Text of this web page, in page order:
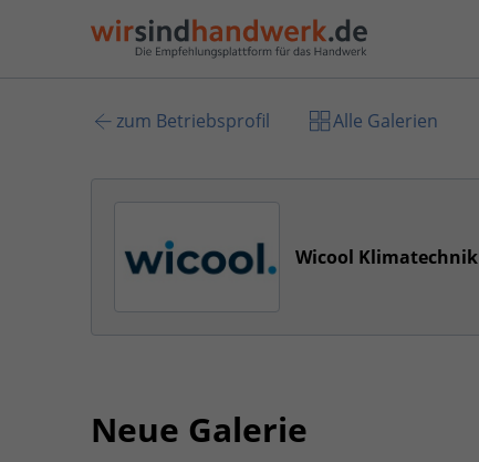
zum Betriebsprofil Alle Galerien
Wicool Klimatechnik
Neue Galerie